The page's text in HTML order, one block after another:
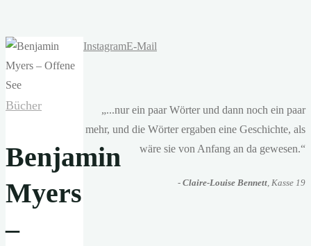
Bücher
Benjamin
Myers
–
InstagramE-Mail
„...nur ein paar Wörter und dann noch ein paar
mehr, und die Wörter ergaben eine Geschichte, als
wäre sie von Anfang an da gewesen.“
- Claire-Louise Bennett, Kasse 19